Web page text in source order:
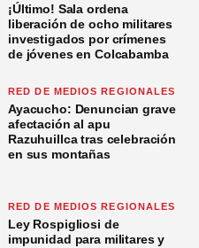
¡Último! Sala ordena
liberación de ocho militares
investigados por crímenes
de jóvenes en Colcabamba
RED DE MEDIOS REGIONALES
Ayacucho: Denuncian grave
afectación al apu
Razuhuillca tras celebración
en sus montañas
RED DE MEDIOS REGIONALES
Ley Rospigliosi de
impunidad para militares y